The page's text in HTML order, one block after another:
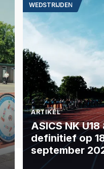
WEDSTRIJDEN
ARTIKEL
ASICS NK U18
definitief op
september